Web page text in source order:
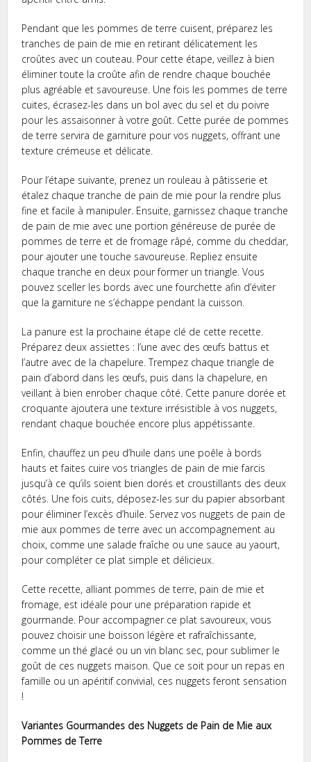
Pendant que les pommes de terre cuisent, préparez les
tranches de pain de mie en retirant délicatement les
croûtes avec un couteau. Pour cette étape, veillez à bien
éliminer toute la croûte afin de rendre chaque bouchée
plus agréable et savoureuse. Une fois les pommes de terre
cuites, écrasez-les dans un bol avec du sel et du poivre
pour les assaisonner à votre goût. Cette purée de pommes
de terre servira de garniture pour vos nuggets, offrant une
texture crémeuse et délicate.
Pour l’étape suivante, prenez un rouleau à pâtisserie et
étalez chaque tranche de pain de mie pour la rendre plus
fine et facile à manipuler. Ensuite, garnissez chaque tranche
de pain de mie avec une portion généreuse de purée de
pommes de terre et de fromage râpé, comme du cheddar,
pour ajouter une touche savoureuse. Repliez ensuite
chaque tranche en deux pour former un triangle. Vous
pouvez sceller les bords avec une fourchette afin d’éviter
que la garniture ne s’échappe pendant la cuisson.
La panure est la prochaine étape clé de cette recette.
Préparez deux assiettes : l’une avec des œufs battus et
l’autre avec de la chapelure. Trempez chaque triangle de
pain d’abord dans les œufs, puis dans la chapelure, en
veillant à bien enrober chaque côté. Cette panure dorée et
croquante ajoutera une texture irrésistible à vos nuggets,
rendant chaque bouchée encore plus appétissante.
Enfin, chauffez un peu d’huile dans une poêle à bords
hauts et faites cuire vos triangles de pain de mie farcis
jusqu’à ce qu’ils soient bien dorés et croustillants des deux
côtés. Une fois cuits, déposez-les sur du papier absorbant
pour éliminer l’excès d’huile. Servez vos nuggets de pain de
mie aux pommes de terre avec un accompagnement au
choix, comme une salade fraîche ou une sauce au yaourt,
pour compléter ce plat simple et délicieux.
Cette recette, alliant pommes de terre, pain de mie et
fromage, est idéale pour une préparation rapide et
gourmande. Pour accompagner ce plat savoureux, vous
pouvez choisir une boisson légère et rafraîchissante,
comme un thé glacé ou un vin blanc sec, pour sublimer le
goût de ces nuggets maison. Que ce soit pour un repas en
famille ou un apéritif convivial, ces nuggets feront sensation
!
Variantes Gourmandes des Nuggets de Pain de Mie aux
Pommes de Terre